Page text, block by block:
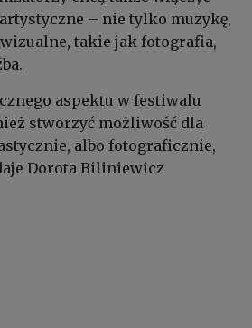
– nie tylko muzykę,
takie jak fotografia,
aspektu w festiwalu
stworzyć możliwość dla
albo fotograficznie,
Dorota Biliniewicz